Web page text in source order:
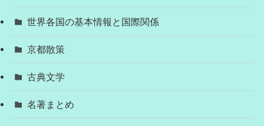
世界各国の基本情報と国際関係
京都散策
古典文学
名著まとめ